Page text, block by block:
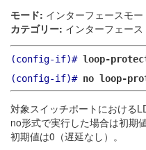
モード: インターフェースモー
カテゴリー: インターフェー
(config-if)# loop-
(config-if)# no loop-
対象スイッチポートにおける
no形式で実行した場合は初期
初期値は0（遅延なし）。